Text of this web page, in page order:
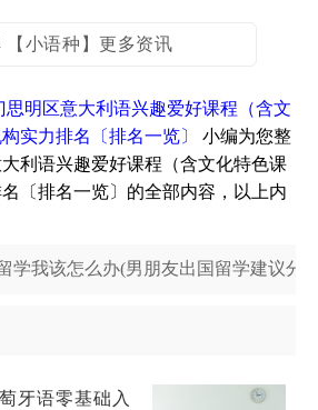
【小语种】更多资讯
思明区意大利语兴趣爱好课程（含文
实力排名〔排名一览〕
小编为您整
利语兴趣爱好课程（含文化特色课
〔排名一览〕的全部内容，以上内
学我该怎么办(男朋友出国留学建议分
牙语零基础入